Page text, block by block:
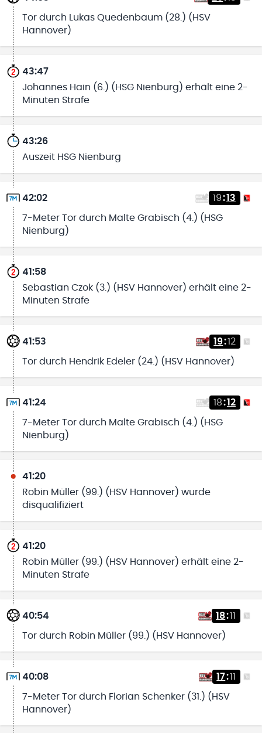
Tor durch Lukas Quedenbaum (28.) (HSV
Hannover)
43:47
Johannes Hain (6.) (HSG Nienburg) erhält eine 2-
Minuten Strafe
43:26
Auszeit HSG Nienburg
42:02 19:13
7-Meter Tor durch Malte Grabisch (4.) (HSG
Nienburg)
41:58
Sebastian Czok (3.) (HSV Hannover) erhält eine 2-
Minuten Strafe
41:53 19:12
Tor durch Hendrik Edeler (24.) (HSV Hannover)
41:24 18:12
7-Meter Tor durch Malte Grabisch (4.) (HSG
Nienburg)
41:20
Robin Müller (99.) (HSV Hannover) wurde
disqualifiziert
41:20
Robin Müller (99.) (HSV Hannover) erhält eine 2-
Minuten Strafe
40:54 18:11
Tor durch Robin Müller (99.) (HSV Hannover)
40:08 17:11
7-Meter Tor durch Florian Schenker (31.) (HSV
Hannover)